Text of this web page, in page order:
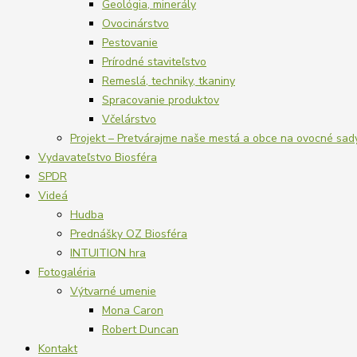
Geológia, minerály
Ovocinárstvo
Pestovanie
Prírodné staviteľstvo
Remeslá, techniky, tkaniny
Spracovanie produktov
Včelárstvo
Projekt – Pretvárajme naše mestá a obce na ovocné
Vydavateľstvo Biosféra
SPDR
Videá
Hudba
Prednášky OZ Biosféra
INTUITION hra
Fotogaléria
Výtvarné umenie
Mona Caron
Robert Duncan
Kontakt